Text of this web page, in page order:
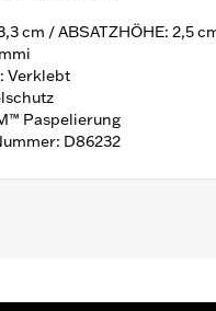
cm / ABSATZHÖHE: 2,5
Verklebt
Paspelierung
D86232